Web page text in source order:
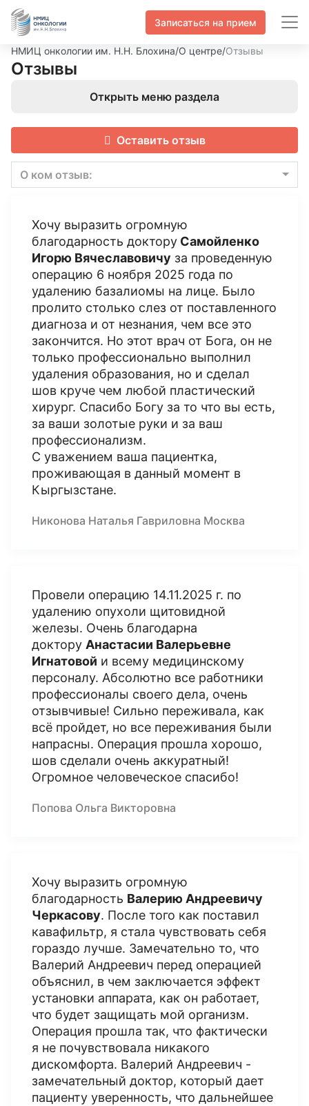
Записаться на прием
НМИЦ онкологии им. Н.Н. Блохина/О центре/Отзывы
Отзывы
Открыть меню раздела
Оставить отзыв
О ком отзыв:
Хочу выразить огромную
благодарность доктору Самойленко
Игорю Вячеславовичу за проведенную
операцию 6 ноября 2025 года по
удалению базалиомы на лице. Было
пролито столько слез от поставленного
диагноза и от незнания, чем все это
закончится. Но этот врач от Бога, он не
только профессионально выполнил
удаления образования, но и сделал
шов круче чем любой пластический
хирург. Спасибо Богу за то что вы есть,
за ваши золотые руки и за ваш
профессионализм.
С уважением ваша пациентка,
проживающая в данный момент в
Кыргызстане.
Никонова Наталья Гавриловна Москва
Провели операцию 14.11.2025 г. по
удалению опухоли щитовидной
железы. Очень благодарна
доктору Анастасии Валерьевне
Игнатовой и всему медицинскому
персоналу. Абсолютно все работники
профессионалы своего дела, очень
отзывчивые! Сильно переживала, как
всё пройдет, но все переживания были
напрасны. Операция прошла хорошо,
шов сделали очень аккуратный!
Огромное человеческое спасибо!
Попова Ольга Викторовна
Хочу выразить огромную
благодарность Валерию Андреевичу
Черкасову. После того как поставил
кавафильтр, я стала чувствовать себя
гораздо лучше. Замечательно то, что
Валерий Андреевич перед операцией
объяснил, в чем заключается эффект
установки аппарата, как он работает,
что будет защищать мой организм.
Операция прошла так, что фактически
я не почувствовала никакого
дискомфорта. Валерий Андреевич -
замечательный доктор, который дает
пациенту уверенность, что дальнейшее